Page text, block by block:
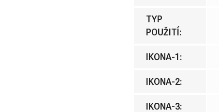
TYP
POUŽITÍ:
IKONA-1:
IKONA-2:
IKONA-3: